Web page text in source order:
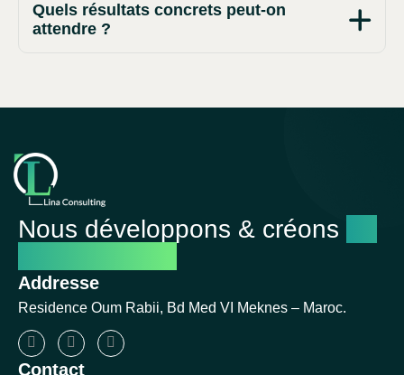
Quels résultats concrets peut-on
attendre ?
Nous développons & créons
Addresse
Residence Oum Rabii, Bd Med VI Meknes – Maroc.
Contact